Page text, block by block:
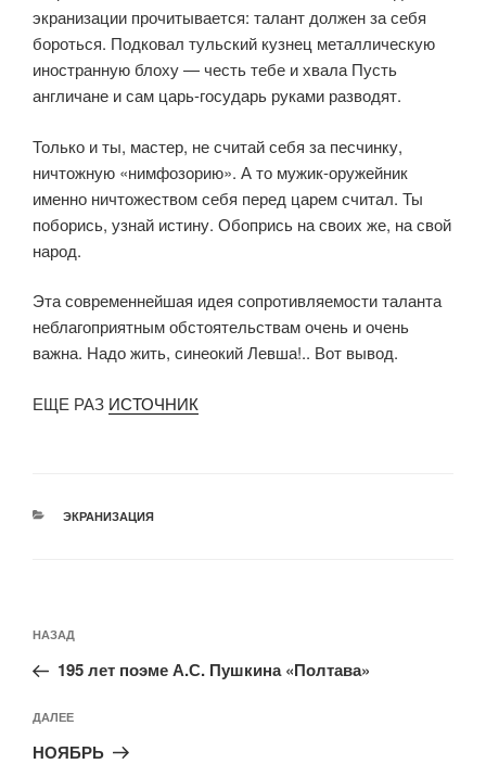
экранизации прочитывается: талант должен за себя
бороться. Подковал тульский кузнец металлическую
иностранную блоху — честь тебе и хвала Пусть
англичане и сам царь-государь руками разводят.
Только и ты, мастер, не считай себя за песчинку,
ничтожную «нимфозорию». А то мужик-оружейник
именно ничтожеством себя перед царем считал. Ты
поборись, узнай истину. Обопрись на своих же, на свой
народ.
Эта современнейшая идея сопротивляемости таланта
неблагоприятным обстоятельствам очень и очень
важна. Надо жить, синеокий Левша!.. Вот вывод.
ЕЩЕ РАЗ ИСТОЧНИК
РУБРИКИ
ЭКРАНИЗАЦИЯ
по
записям
Предыдущая
запись:
НАЗАД
195 лет поэме А.С. Пушкина «Полтава»
Следующая
запись
ДАЛЕЕ
НОЯБРЬ